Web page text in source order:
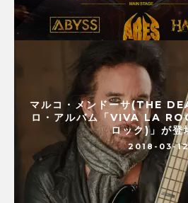
マルコ・メンドーサ(THE
ロ・アルバム「VIVA LA
ロック)」が登
2018-03-